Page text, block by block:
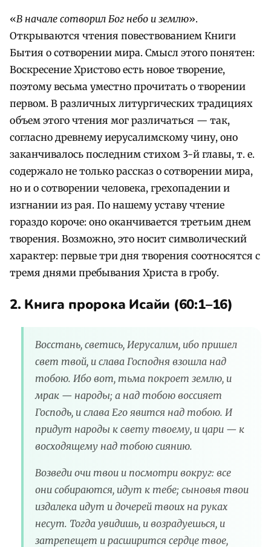
«В начале сотворил Бог небо и землю».
Открываются чтения повествованием Книги
Бытия о сотворении мира. Смысл этого понятен:
Воскресение Христово есть новое творение,
поэтому весьма уместно прочитать о творении
первом. В различных литургических традициях
объем этого чтения мог различаться — так,
согласно древнему иерусалимскому чину, оно
заканчивалось последним стихом 3-й главы, т. е.
содержало не только рассказ о сотворении мира,
но и о сотворении человека, грехопадении и
изгнании из рая. По нашему уставу чтение
гораздо короче: оно оканчивается третьим днем
творения. Возможно, это носит символический
характер: первые три дня творения соотносятся с
тремя днями пребывания Христа в гробу.
2. Книга пророка Исайи (60:1–16)
Восстань, светись, Иерусалим, ибо пришел
свет твой, и слава Господня взошла над
тобою. Ибо вот, тьма покроет землю, и
мрак — народы; а над тобою воссияет
Господь, и слава Его явится над тобою. И
придут народы к свету твоему, и цари — к
восходящему над тобою сиянию.
Возведи очи твои и посмотри вокруг: все
они собираются, идут к тебе; сыновья твои
издалека идут и дочерей твоих на руках
несут. Тогда увидишь, и возрадуешься, и
затрепещет и расширится сердце твое,